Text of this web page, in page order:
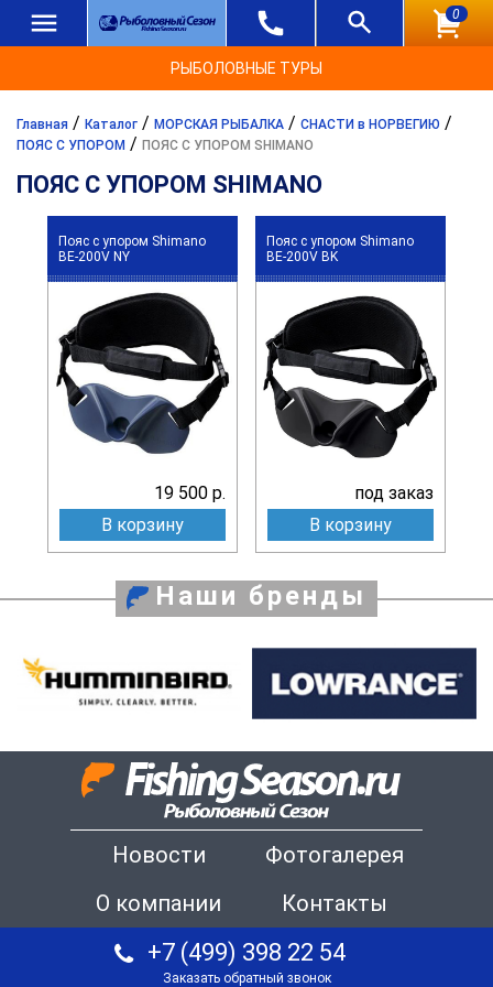
0
РЫБОЛОВНЫЕ ТУРЫ
Главная / Каталог / МОРСКАЯ РЫБАЛКА / СНАСТИ в НОРВЕГИЮ /
ПОЯС С УПОРОМ / ПОЯС С УПОРОМ SHIMANO
ПОЯС С УПОРОМ SHIMANO
Пояс с упором Shimano
BE-200V NY
19 500 р.
В корзину
Пояс с упором Shimano
BE-200V BK
под заказ
В корзину
Наши бренды
Новости
Фотогалерея
О компании
Контакты
+7 (499) 398 22 54
Заказать обратный звонок